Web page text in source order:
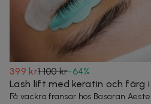
399 kr1 100 kr-64%
Lash lift med keratin och färg
Få vackra fransar hos Basaran